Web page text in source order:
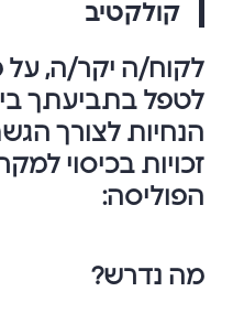
קולקטיב
לקוח/ה יקר/ה, על
לטפל בתביעתך
הנחיות לצורך
זכויות בכיסוי
הפוליסה:
מה נדרש?